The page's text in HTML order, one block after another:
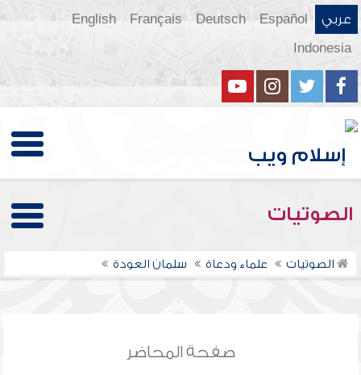
عربي Español
Deutsch
Français
English
Indonesia
الصوتيات
الصوتيات علماء ودعاة سلمان العودة
صفحة المحاضر